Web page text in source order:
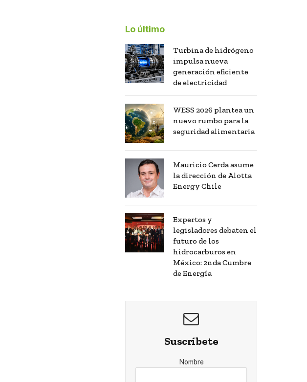
Lo último
Turbina de hidrógeno
impulsa nueva
generación eficiente
de electricidad
WESS 2026 plantea un
nuevo rumbo para la
seguridad alimentaria
Mauricio Cerda asume
la dirección de Alotta
Energy Chile
Expertos y
legisladores debaten el
futuro de los
hidrocarburos en
México: 2nda Cumbre
de Energía
Suscríbete
Nombre